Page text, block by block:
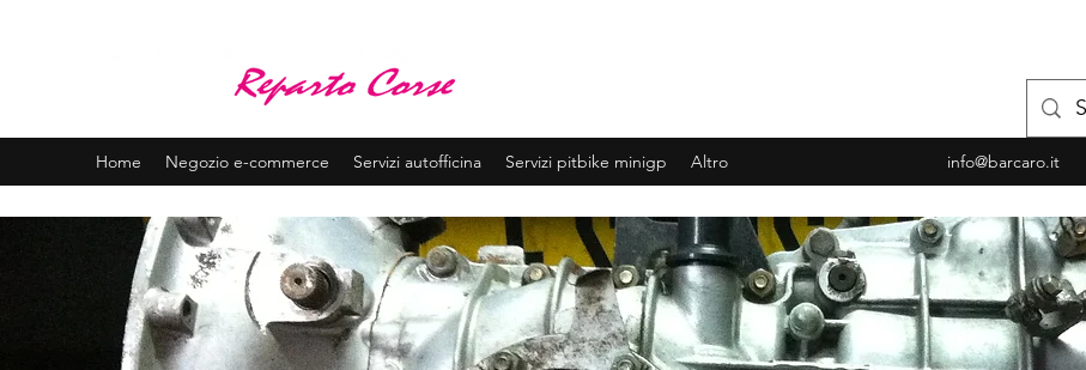
info@barcaro.it
Home Negozio e-commerce Servizi autofficina Servizi pitbike minigp Altro